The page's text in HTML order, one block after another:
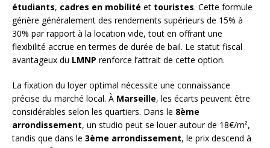
étudiants, cadres en mobilité et touristes. Cette formule
génère généralement des rendements supérieurs de 15% à
30% par rapport à la location vide, tout en offrant une
flexibilité accrue en termes de durée de bail. Le statut fiscal
avantageux du LMNP renforce l’attrait de cette option.
La fixation du loyer optimal nécessite une connaissance
précise du marché local. À Marseille, les écarts peuvent être
considérables selon les quartiers. Dans le 8ème
arrondissement, un studio peut se louer autour de 18€/m²,
tandis que dans le 3ème arrondissement, le prix descend à